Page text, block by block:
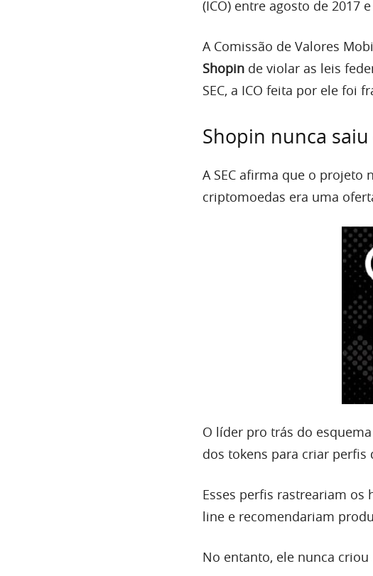
(ICO) entre agosto de 2017
A Comissão de Valores
Shopin de violar as leis
SEC, a ICO feita por ele foi
Shopin nunca
A SEC afirma que o
criptomoedas era uma
O líder pro trás do
dos tokens para criar perfis
Esses perfis rastreariam
line e recomendariam
No entanto, ele nunca